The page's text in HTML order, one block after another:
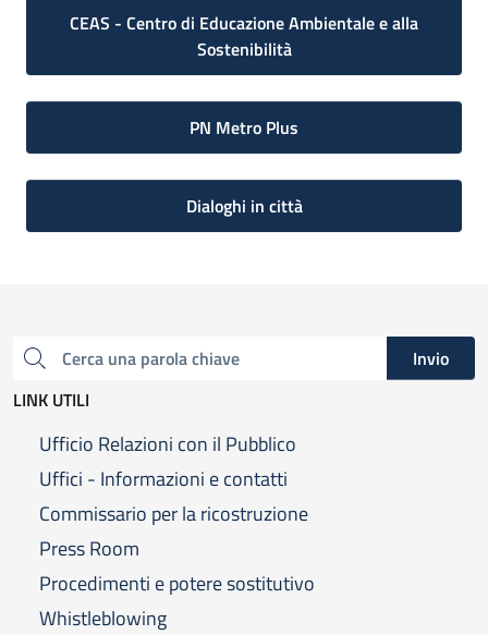
CEAS - Centro di Educazione Ambientale e alla
Sostenibilità
PN Metro Plus
Dialoghi in città
Cerca una parola chiave
Invio
LINK UTILI
Ufficio Relazioni con il Pubblico
Uffici - Informazioni e contatti
Commissario per la ricostruzione
Press Room
Procedimenti e potere sostitutivo
Whistleblowing